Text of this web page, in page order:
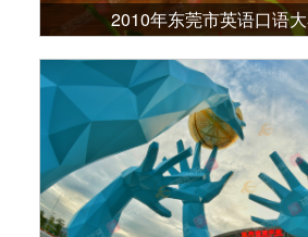
2010年东莞市英语口语